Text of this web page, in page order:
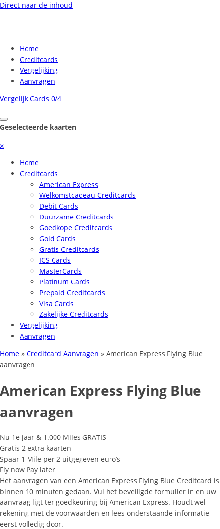
Direct naar de inhoud
Home
Creditcards
Vergelijking
Aanvragen
Vergelijk Cards 0/4
Geselecteerde kaarten
⨉
Home
Creditcards
American Express
Welkomstcadeau Creditcards
Debit Cards
Duurzame Creditcards
Goedkope Creditcards
Gold Cards
Gratis Creditcards
ICS Cards
MasterCards
Platinum Cards
Prepaid Creditcards
Visa Cards
Zakelijke Creditcards
Vergelijking
Aanvragen
Home » Creditcard Aanvragen » American Express Flying Blue
aanvragen
American Express Flying Blue
aanvragen
Nu 1e jaar & 1.000 Miles GRATIS
Gratis 2 extra kaarten
Spaar 1 Mile per 2 uitgegeven euro’s
Fly now Pay later
Het aanvragen van een American Express Flying Blue Creditcard is
binnen 10 minuten gedaan. Vul het beveiligde formulier in en uw
aanvraag ligt ter goedkeuring bij American Express. Houdt wel
rekening met de voorwaarden en lees onderstaande informatie
eerst volledig door.